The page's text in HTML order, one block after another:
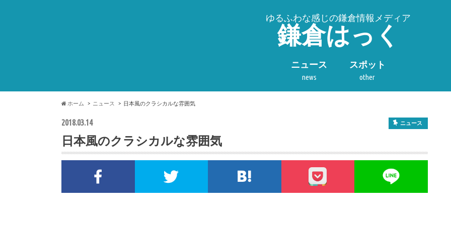
ゆるふわな感じの鎌倉情報メディア
鎌倉はっく
ニュース
news
スポット
other
ホーム ニュース 日本風のクラシカルな雰囲気
2018.03.14 ニュース
日本風のクラシカルな雰囲気
Facebookでシェア Twitterでシェア このエントリーをはてなブックマークに追加